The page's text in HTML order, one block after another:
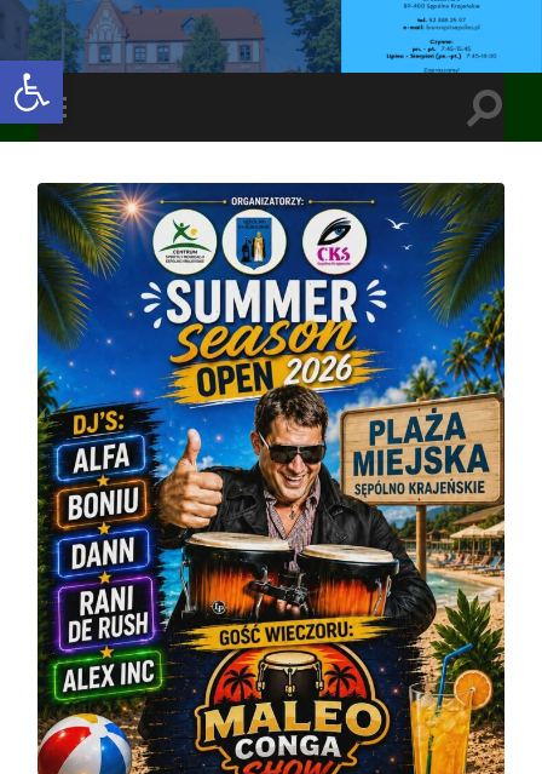
Open toolbar
Toggle
mobile
Toggle